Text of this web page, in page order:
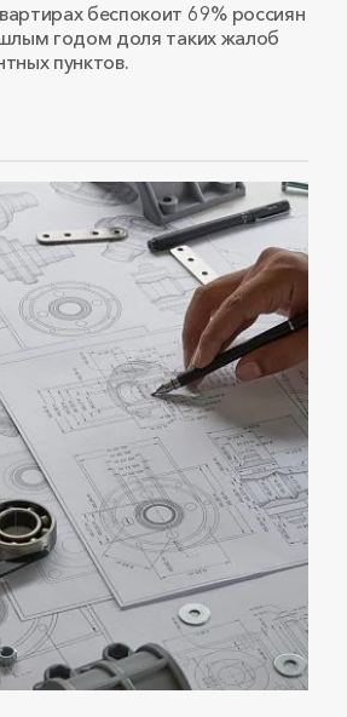
беспокоит 69% россиян
годом доля таких жалоб
пунктов.